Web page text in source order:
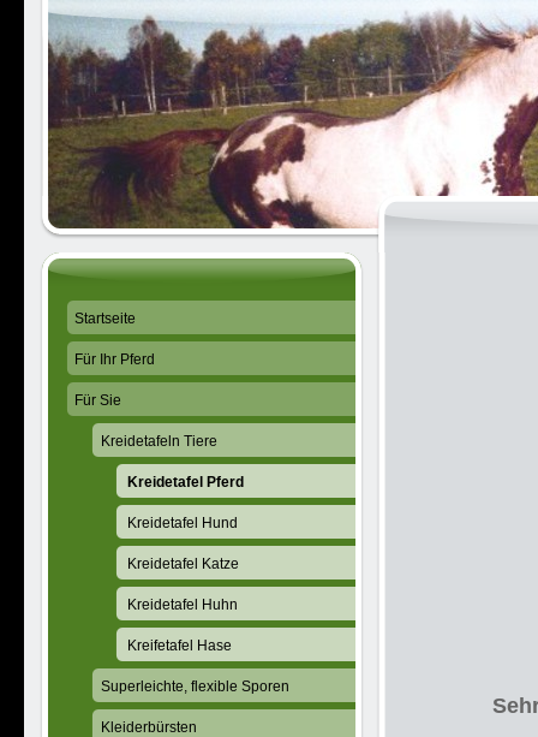
Startseite
Für Ihr Pferd
Für Sie
Kreidetafeln Tiere
Kreidetafel Pferd
Kreidetafel Hund
Kreidetafel Katze
Kreidetafel Huhn
Kreifetafel Hase
Superleichte, flexible Sporen
Kleiderbürsten